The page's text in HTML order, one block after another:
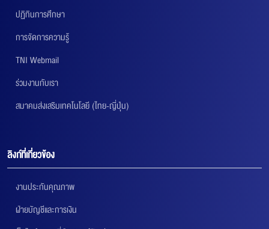
ปฏิทินการศึกษา
การจัดการความรู้
TNI Webmail
ร่วมงานกับเรา
สมาคมส่งเสริมเทคโนโลยี (ไทย-ญี่ปุ่น)
ลิงก์ที่เกี่ยวข้อง
งานประกันคุณภาพ
ฝ่ายบัญชีและการเงิน